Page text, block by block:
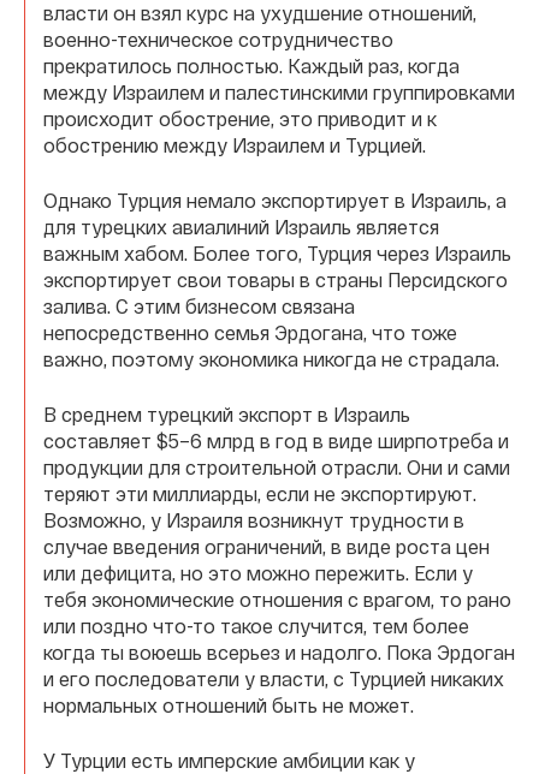
власти он взял курс на ухудшение отношений,
военно-техническое сотрудничество
прекратилось полностью. Каждый раз, когда
между Израилем и палестинскими группировками
происходит обострение, это приводит и к
обострению между Израилем и Турцией.
Однако Турция немало экспортирует в Израиль, а
для турецких авиалиний Израиль является
важным хабом. Более того, Турция через Израиль
экспортирует свои товары в страны Персидского
залива. С этим бизнесом связана
непосредственно семья Эрдогана, что тоже
важно, поэтому экономика никогда не страдала.
В среднем турецкий экспорт в Израиль
составляет $5–6 млрд в год в виде ширпотреба и
продукции для строительной отрасли. Они и сами
теряют эти миллиарды, если не экспортируют.
Возможно, у Израиля возникнут трудности в
случае введения ограничений, в виде роста цен
или дефицита, но это можно пережить. Если у
тебя экономические отношения с врагом, то рано
или поздно что-то такое случится, тем более
когда ты воюешь всерьез и надолго. Пока Эрдоган
и его последователи у власти, с Турцией никаких
нормальных отношений быть не может.
У Турции есть имперские амбиции как у